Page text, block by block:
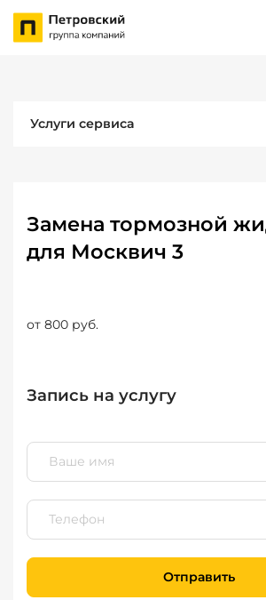
Услуги сервиса
Замена тормозной
для Москвич 3
от 800 руб.
Запись на услугу
Отправить